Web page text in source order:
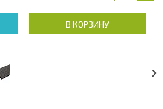
В КОРЗИНУ